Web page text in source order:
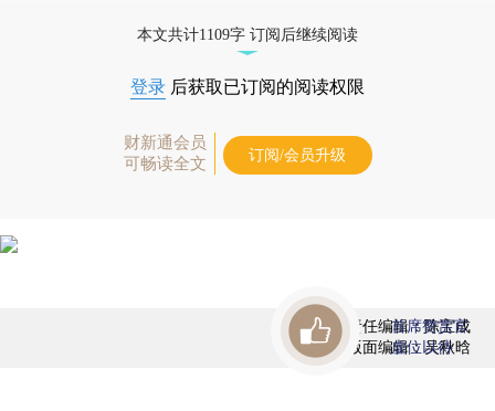
本文共计1109字 订阅后继续阅读
登录 后获取已订阅的阅读权限
财新通会员
可畅读全文
订阅/会员升级
责任编辑：陈宝成
版面编辑：吴秋晗
首席赞赏官
虚位以待